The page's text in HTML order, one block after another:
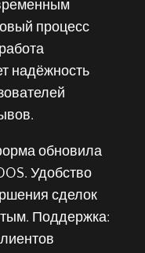
процесс
надёжность
обновила
Удобство
сделок
Поддержка: